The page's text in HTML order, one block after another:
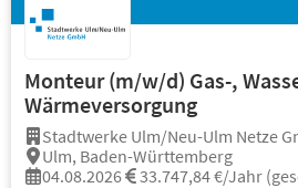
Monteur (m/w/d) Gas-,
Wärmeversorgung
Stadtwerke Ulm/Neu-Ulm Netze
Ulm, Baden-Württemberg
04.08.2026
33.747,84 €/Jahr